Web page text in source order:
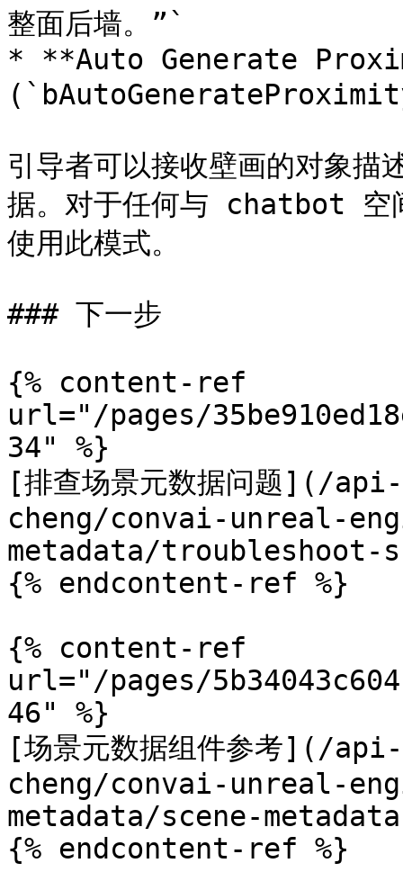
整面后墙。”`
* **Auto Generate
引导者可以接收壁画的对象描
据。对于任何与 chatbot 空
使用此模式。
### 下一步
{% content-ref
url="/pages/
34" %}
[排查场景元数据问题](/
cheng/convai-unreal-
metadata/troubleshoot-
{% endcontent-ref %}
{% content-ref
url="/pages/
46" %}
[场景元数据组件参考](/
cheng/convai-unreal-
metadata/scene-
{% endcontent-ref %}